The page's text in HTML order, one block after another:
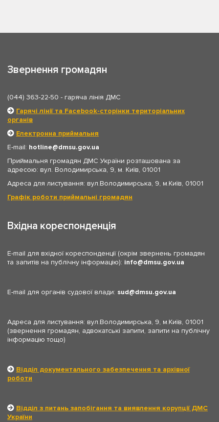
Звернення громадян
(044) 363-22-50 - гаряча лінія ДМС
Гарячі лінії та Facebook-сторінки територіальних
органів
Електронна приймальня
E-mail: hotline
dmsu.gov.ua
Приймальня громадян ДМС України розташована за
адресою: вул. Володимирська, 9, м. Київ, 01001
Адреса для листування: вул.Володимирська, 9, м.Київ, 01001
Графік роботи приймальні громадян
Вхідна кореспонденція
E-mail для вхідної кореспонденції (окрім звернень громадян
та запитів на публічну інформацію): info dmsu.gov.ua
E-mail для органів судової влади: sud dmsu.gov.ua
Адреса для листування: вул.Володимирська, 9, м.Київ, 01001
(звернення громадян, адвокатські запити, запити на публічну
інформацію тощо)
Відділ документального забезпечення та архівної
роботи
Відділ з питань запобігання та виявлення корупції ДМС
України